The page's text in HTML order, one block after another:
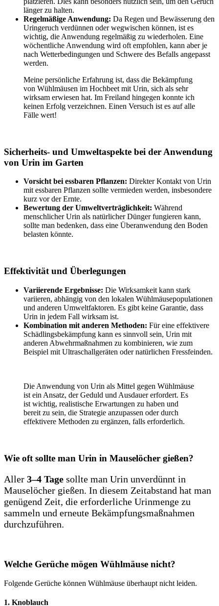
länger zu halten.
Regelmäßige Anwendung: Da Regen und Bewässerung den
Uringeruch verdünnen oder wegwischen können, ist es
wichtig, die Anwendung regelmäßig zu wiederholen. Eine
wöchentliche Anwendung wird oft empfohlen, kann aber je
nach Wetterbedingungen und Schwere des Befalls angepasst
werden.
Meine persönliche Erfahrung ist, dass die Bekämpfung
von Wühlmäusen im Hochbeet mit Urin, sich als sehr
wirksam erwiesen hat. Im Freiland hingegen konnte ich
keinen Erfolg verzeichnen. Einen Versuch ist es auf alle
Fälle wert!
Sicherheits- und Umweltaspekte bei der Anwendung
von Urin im Garten
Vorsicht bei essbaren Pflanzen: Direkter Kontakt von Urin
mit essbaren Pflanzen sollte vermieden werden, insbesondere
kurz vor der Ernte.
Bewertung der Umweltverträglichkeit: Während
menschlicher Urin als natürlicher Dünger fungieren kann,
sollte man bedenken, dass eine Überanwendung den Boden
belasten könnte.
Effektivität und Überlegungen
Variierende Ergebnisse: Die Wirksamkeit kann stark
variieren, abhängig von den lokalen Wühlmäusepopulationen
und anderen Umweltfaktoren. Es gibt keine Garantie, dass
Urin in jedem Fall wirksam ist.
Kombination mit anderen Methoden: Für eine effektivere
Schädlingsbekämpfung kann es sinnvoll sein, Urin mit
anderen Abwehrmaßnahmen zu kombinieren, wie zum
Beispiel mit Ultraschallgeräten oder natürlichen Fressfeinden.
Die Anwendung von Urin als Mittel gegen Wühlmäuse
ist ein Ansatz, der Geduld und Ausdauer erfordert. Es
ist wichtig, realistische Erwartungen zu haben und
bereit zu sein, die Strategie anzupassen oder durch
effektivere Methoden zu ergänzen, falls erforderlich.
Wie oft sollte man Urin in Mauselöcher gießen?
Aller 3–4 Tage sollte man Urin unverdünnt in
Mauselöcher gießen. In diesem Zeitabstand hat man
genügend Zeit, die erforderliche Urinmenge zu
sammeln und erneute Bekämpfungsmaßnahmen
durchzuführen.
Welche Gerüche mögen Wühlmäuse nicht?
Folgende Gerüche können Wühlmäuse überhaupt nicht leiden.
1. Knoblauch